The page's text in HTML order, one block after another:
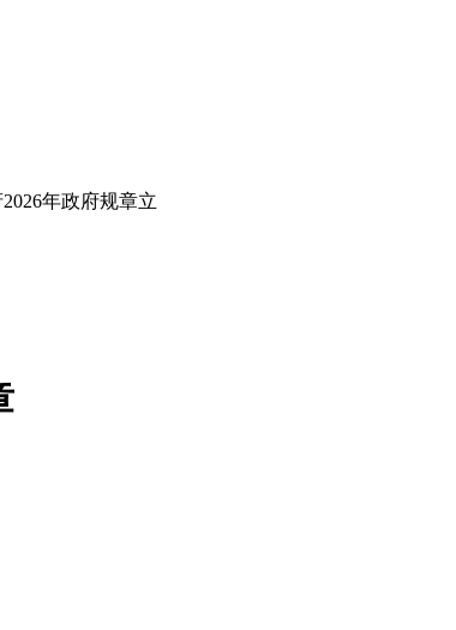
年政府规章立